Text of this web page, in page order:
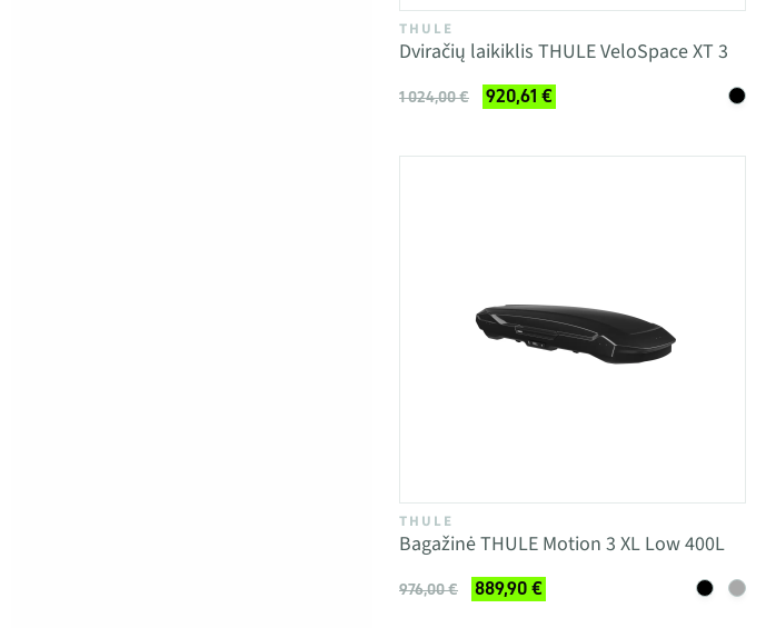
THULE
Dviračių laikiklis THULE VeloSpace XT 3
1 024,00 € 920,61 €
THULE
Bagažinė THULE Motion 3 XL Low 400L
976,00 € 889,90 €